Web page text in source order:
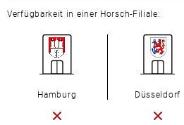
Verfügbarkeit in einer Horsch-Filiale:
Hamburg Düsseldorf